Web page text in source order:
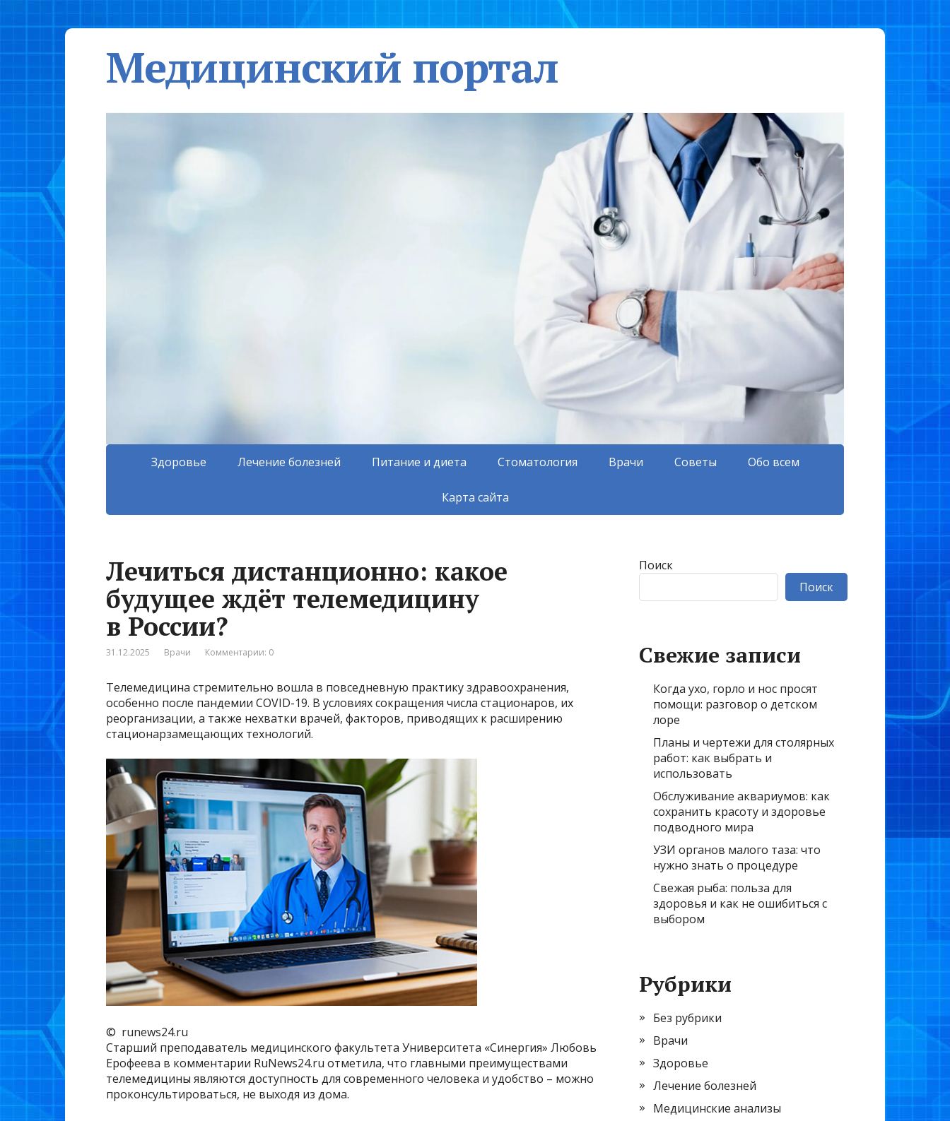
Медицинский портал
Здоровье Лечение болезней Питание и диета Стоматология Врачи Советы Обо всем
Карта сайта
Лечиться дистанционно: какое
будущее ждёт телемедицину
в России?
31.12.2025 Врачи Комментарии: 0
Телемедицина стремительно вошла в повседневную практику здравоохранения,
особенно после пандемии COVID-19. В условиях сокращения числа стационаров, их
реорганизации, а также нехватки врачей, факторов, приводящих к расширению
стационарзамещающих технологий.
© runews24.ru
Старший преподаватель медицинского факультета Университета «Синергия» Любовь
Ерофеева в комментарии RuNews24.ru отметила, что главными преимуществами
телемедицины являются доступность для современного человека и удобство – можно
проконсультироваться, не выходя из дома.
Поиск
Поиск
Свежие записи
Когда ухо, горло и нос просят
помощи: разговор о детском
лоре
Планы и чертежи для столярных
работ: как выбрать и
использовать
Обслуживание аквариумов: как
сохранить красоту и здоровье
подводного мира
УЗИ органов малого таза: что
нужно знать о процедуре
Свежая рыба: польза для
здоровья и как не ошибиться с
выбором
Рубрики
Без рубрики
Врачи
Здоровье
Лечение болезней
Медицинские анализы